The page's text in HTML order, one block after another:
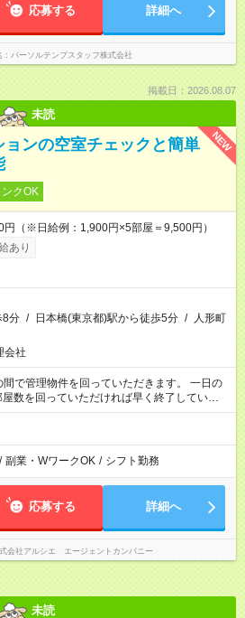
応募する 詳細へ
パーソルテンプスタッフ株式会社
掲載日：2026.08.07
未読
NEW
ョンの空室チェックと簡単
ンクOK
円（※日給例：1,900円×5部屋＝9,500円）
あり
8分 / 日本橋(東京都)駅から徒歩5分 / 人形町
会社
で管理物件を回っていただきます。 一日の
数を回っていただければ早く終了していた
。（お部屋によっては30分で終わったり、1
とまちまちです） 1日3～6件程度お願いす
/ 副業・WワークOK / シフト勤務
応募する 詳細へ
会社アルシエ エージェントカンパニー
未読